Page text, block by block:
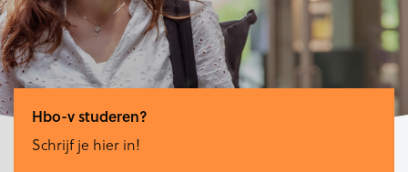
Hbo-v studeren?
Schrijf je hier in!